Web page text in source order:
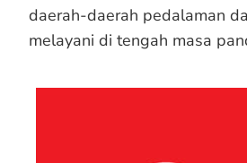
daerah-daerah pedalaman
melayani di tengah masa